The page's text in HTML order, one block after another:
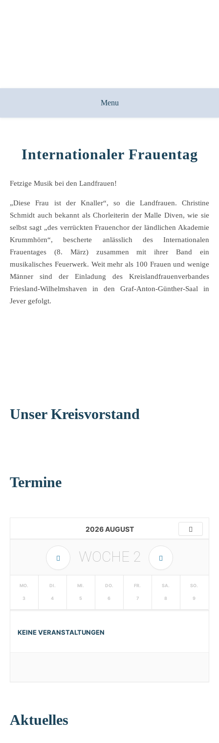
Menu
Internationaler Frauentag
Fetzige Musik bei den Landfrauen!
„Diese Frau ist der Knaller“, so die Landfrauen. Christine
Schmidt auch bekannt als Chorleiterin der Malle Diven, wie sie
selbst sagt „des verrückten Frauenchor der ländlichen Akademie
Krummhörn“, bescherte anlässlich des Internationalen
Frauentages (8. März) zusammen mit ihrer Band ein
musikalisches Feuerwerk. Weit mehr als 100 Frauen und wenige
Männer sind der Einladung des Kreislandfrauenverbandes
Friesland-Wilhelmshaven in den Graf-Anton-Günther-Saal in
Jever gefolgt.
Unser Kreisvorstand
Termine
2026 AUGUST
WOCHE 2
MO.
3
DI.
4
MI.
5
DO.
6
FR.
7
SA.
8
SO.
9
KEINE VERANSTALTUNGEN
Aktuelles